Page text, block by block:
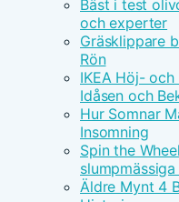
Bäst i test
och experter
Gräsklippare
Rön
IKEA Höj-
Idåsen och
Hur Somnar
Insomning
Spin the
Äldre Mynt 4